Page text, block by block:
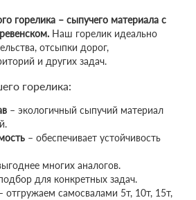
горелика – сыпучего материала с
Наш горелик идеально
отсыпки дорог,
и других задач.
горелика:
– экологичный сыпучий материал
– обеспечивает устойчивость
многих аналогов.
для конкретных задач.
отгружаем самосвалами 5т, 10т, 15т,